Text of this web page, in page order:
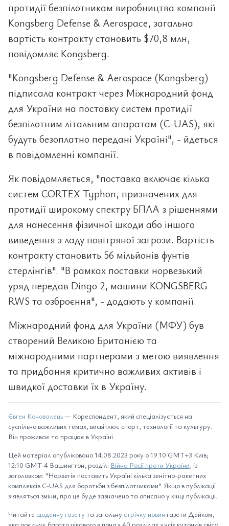
протидії безпілотникам виробництва компанії
Kongsberg Defense & Aerospace, загальна
вартість контракту становить $70,8 млн,
повідомляє Kongsberg.
"Kongsberg Defense & Aerospace (Kongsberg)
підписала контракт через Міжнародний фонд
для України на поставку систем протидії
безпілотним літальним апаратам (C-UAS), які
будуть безоплатно передані Україні", - йдеться
в повідомленні компанії.
Як повідомляється, "поставка включає кілька
систем CORTEX Typhon, призначених для
протидії широкому спектру БПЛА з рішеннями
для нанесення фізичної шкоди або іншого
виведення з ладу повітряної загрози. Вартість
контракту становить 56 мільйонів фунтів
стерлінгів". "В рамках поставки норвезький
уряд передав Dingo 2, машини KONGSBERG
RWS та озброєння", - додають у компанії.
Міжнародний фонд для України (МФУ) був
створений Великою Британією та
міжнародними партнерами з метою виявлення
та придбання критично важливих активів і
швидкої доставки їх в Україну.
Євген Коновалець— Кореспондент, який спеціалізується на
суспільно важливих темах, висвітлює спорт, технології та культуру.
Він проживає та працює в Україні.
Цей матеріал опубліковано 14.08.2023 року о 19:10 GMT+3 Київ;
12:10 GMT-4 Вашингтон, розділ: Війна Росії проти України, із
заголовком: "Норвегія поставить Україні кілька зенітно-ракетних
комплексів C-UAS для боротьби з безпілотниками". Якщо в публікації
з'являться зміни, про це буде зазначено та описано у кінці публікації.
Читайте щоденну газету та загальну стрічку новин газети Дейком,